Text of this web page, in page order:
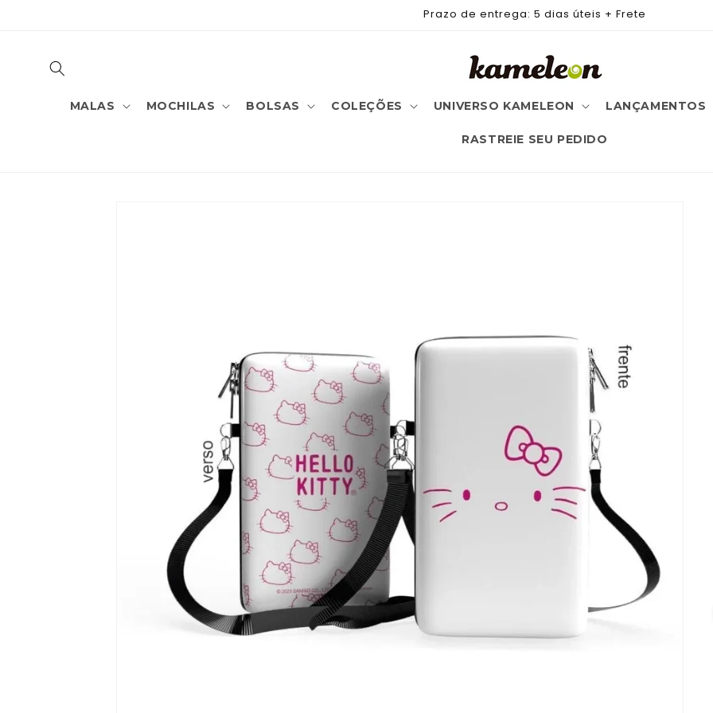
Prazo de entrega: 5 dias úteis + Frete
MALAS MOCHILAS BOLSAS COLEÇÕES UNIVERSO KAMELEON LANÇAMENTOS
RASTREIE SEU PEDIDO